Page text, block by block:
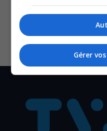
SOUTENIR NOS
CULTURE ET
Gérer